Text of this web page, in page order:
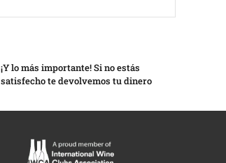
¡Y lo más importante! Si no estás
satisfecho te devolvemos tu dinero